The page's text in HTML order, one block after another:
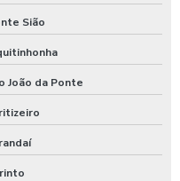
Sião
João da Ponte